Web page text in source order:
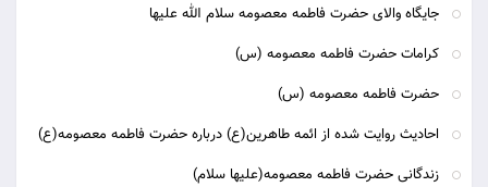
جایگاه والای حضرت فاطمه معصومه سلام الله علیها
کرامات حضرت فاطمه معصومه (س)
حضرت فاطمه معصومه (س)
احاديث روايت شده از ائمه طاهرين(ع) درباره حضرت فاطمه معصومه(ع)
زندگانى حضرت فاطمه معصومه(عليها سلام)